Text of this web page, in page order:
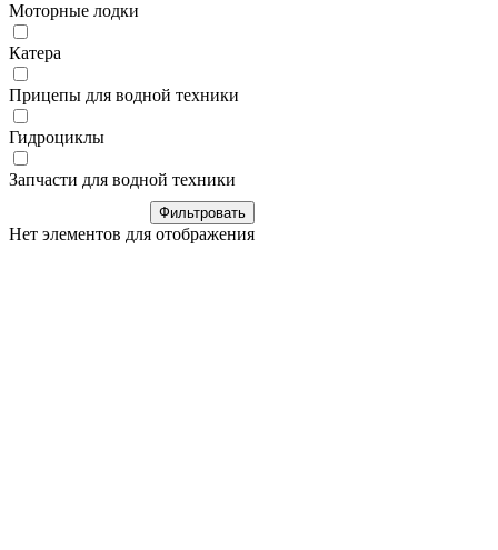
Моторные лодки
Катера
Прицепы для водной техники
Гидроциклы
Запчасти для водной техники
Нет элементов для отображения